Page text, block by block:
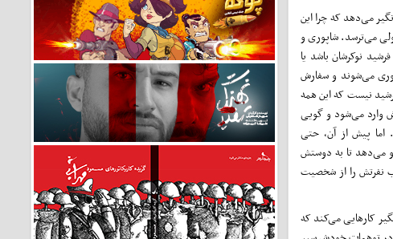
می‌دهد که چرا این
می‌ترسد. شاپوری و
نوکرشان باشد یا
می‌شوند و سفارش
نیست که این همه
وارد می‌شود و گویی
اما پیش از آن، حتی
می‌دهد تا به دوستش
نفرتش را از شخصیت
کارهایی می‌کند که